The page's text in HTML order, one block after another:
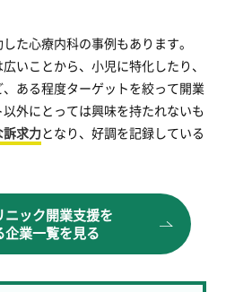
た心療内科の事例もあります。
いことから、小児に特化したり、
ある程度ターゲットを絞って開業
外にとっては興味を持たれないも
訴求力となり、好調を記録している
ニック開業支援を
企業一覧を見る